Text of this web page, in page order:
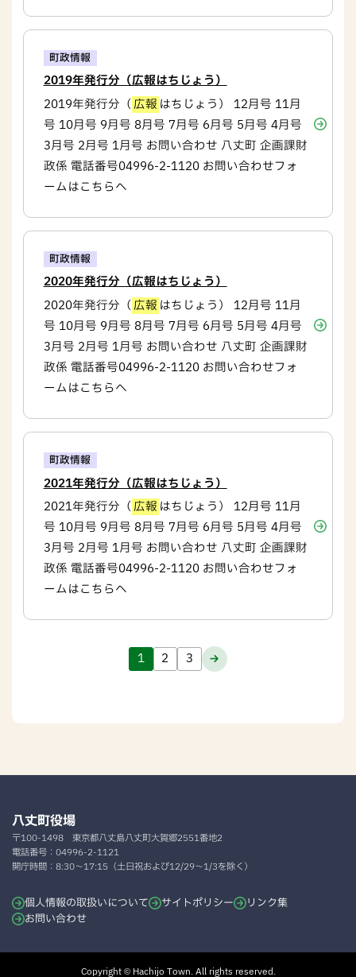
町政情報
2019年発行分（広報はちじょう）
2019年発行分（広報 はちじょう） 12月号 11月
号 10月号 9月号 8月号 7月号 6月号 5月号 4月号
3月号 2月号 1月号 お問い合わせ 八丈町 企画課財
政係 電話番号04996-2-1120 お問い合わせフォ
ームはこちらへ
町政情報
2020年発行分（広報はちじょう）
2020年発行分（広報 はちじょう） 12月号 11月
号 10月号 9月号 8月号 7月号 6月号 5月号 4月号
3月号 2月号 1月号 お問い合わせ 八丈町 企画課財
政係 電話番号04996-2-1120 お問い合わせフォ
ームはこちらへ
町政情報
2021年発行分（広報はちじょう）
2021年発行分（広報 はちじょう） 12月号 11月
号 10月号 9月号 8月号 7月号 6月号 5月号 4月号
3月号 2月号 1月号 お問い合わせ 八丈町 企画課財
政係 電話番号04996-2-1120 お問い合わせフォ
ームはこちらへ
1 2 3
八丈町役場
〒100-1498 東京都八丈島八丈町大賀郷2551番地2
電話番号： 04996-2-1121
開庁時間： 8:30～17:15（土日祝および12/29～1/3を除く）
個人情報の取扱いについて サイトポリシー
リンク集
お問い合わせ
Copyright © Hachijo Town. All rights reserved.